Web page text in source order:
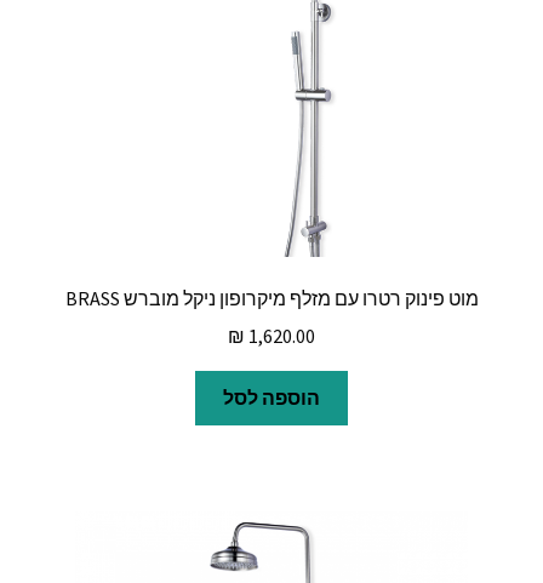
מוט פינוק רטרו עם מזלף מיקרופון ניקל מוברש BRASS
₪ 1,620.00
הוספה לסל